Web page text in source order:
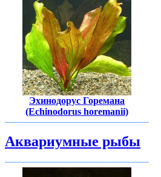
Эхинодорус Горемана
(Echinodorus horemanii)
Аквариумные рыбы